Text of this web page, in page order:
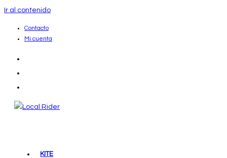
Ir al contenido
Contacto
Mi cuenta
KITE